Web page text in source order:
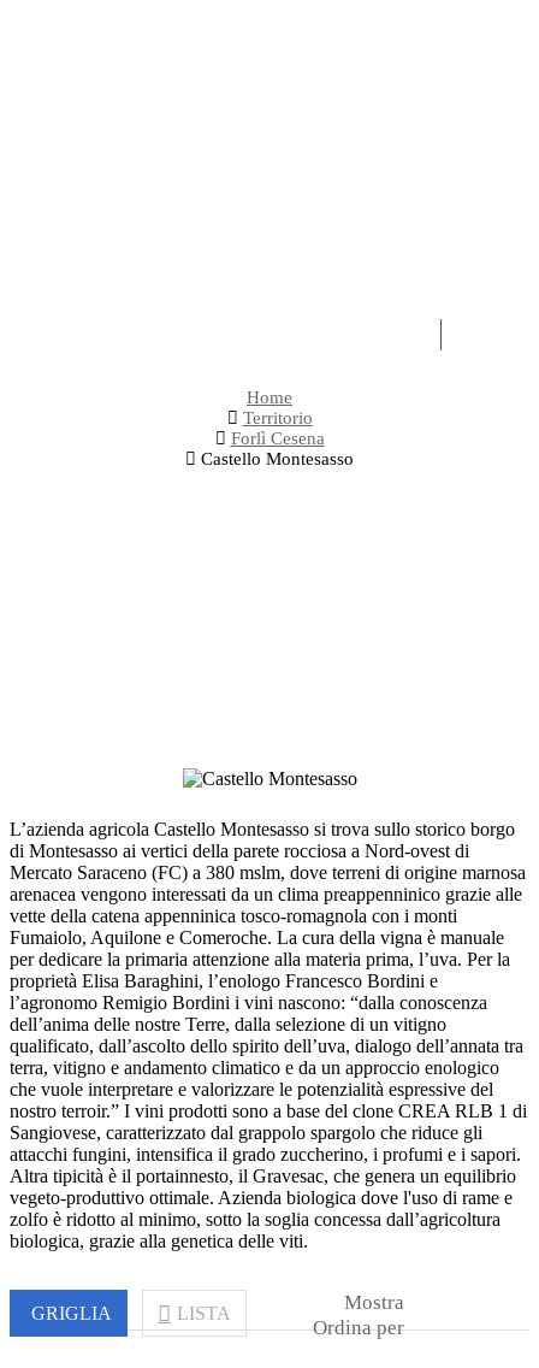
Home
Territorio
Forlì Cesena
Castello Montesasso
L’azienda agricola Castello Montesasso si trova sullo storico borgo
di Montesasso ai vertici della parete rocciosa a Nord-ovest di
Mercato Saraceno (FC) a 380 mslm, dove terreni di origine marnosa
arenacea vengono interessati da un clima preappenninico grazie alle
vette della catena appenninica tosco-romagnola con i monti
Fumaiolo, Aquilone e Comeroche. La cura della vigna è manuale
per dedicare la primaria attenzione alla materia prima, l’uva. Per la
proprietà Elisa Baraghini, l’enologo Francesco Bordini e
l’agronomo Remigio Bordini i vini nascono: “dalla conoscenza
dell’anima delle nostre Terre, dalla selezione di un vitigno
qualificato, dall’ascolto dello spirito dell’uva, dialogo dell’annata tra
terra, vitigno e andamento climatico e da un approccio enologico
che vuole interpretare e valorizzare le potenzialità espressive del
nostro terroir.” I vini prodotti sono a base del clone CREA RLB 1 di
Sangiovese, caratterizzato dal grappolo spargolo che riduce gli
attacchi fungini, intensifica il grado zuccherino, i profumi e i sapori.
Altra tipicità è il portainnesto, il Gravesac, che genera un equilibrio
vegeto-produttivo ottimale. Azienda biologica dove l'uso di rame e
zolfo è ridotto al minimo, sotto la soglia concessa dall’agricoltura
biologica, grazie alla genetica delle viti.
GRIGLIA LISTA
Mostra
Ordina per